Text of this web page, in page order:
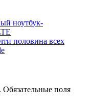
ноутбук-
половина всех
Обязательные поля